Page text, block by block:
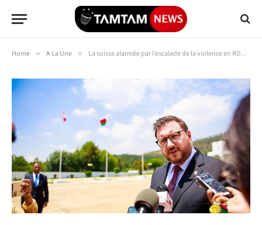
Home » A La Une » La suisse alarmée par l’escalade de la violence en RDC exige le retrait sans conditions du M23